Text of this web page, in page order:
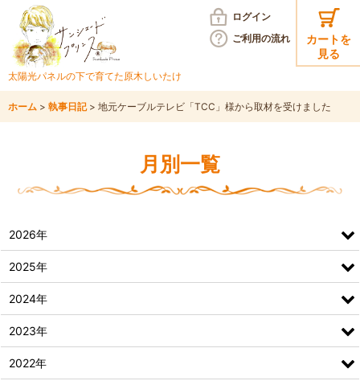
太陽光パネルの下で育てた原木しいたけ
カートを
見る
ログイン
ご利用の流れ
ホーム > 執事日記 > 地元ケーブルテレビ「TCC」様から取材を受けました
月別一覧
2026年
2025年
2024年
2023年
2022年